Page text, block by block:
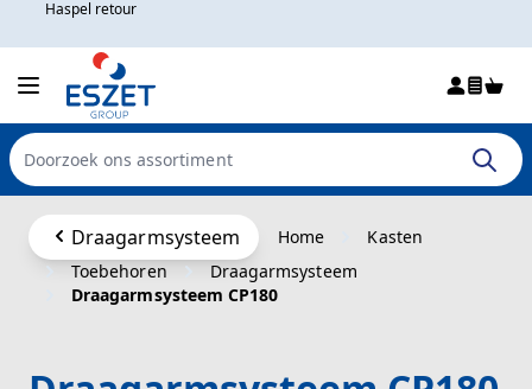
Haspel retour
Doorzoek de hele winkel
Draagarmsysteem Home
Kasten
Toebehoren
Draagarmsysteem
Draagarmsysteem CP180